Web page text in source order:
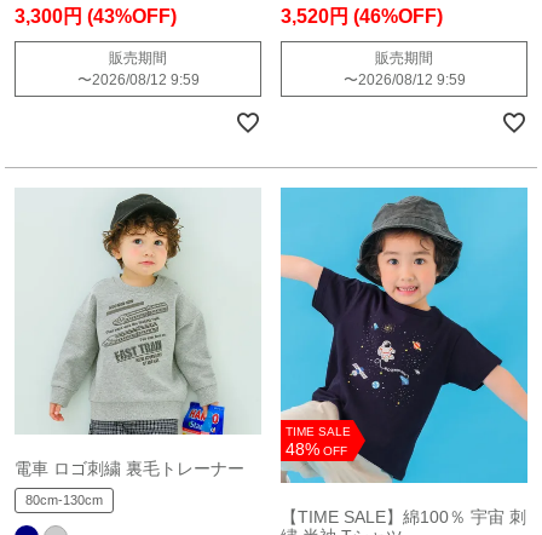
3,300円 (43%OFF)
販売期間
〜2026/08/12 9:59
3,520円 (46%OFF)
販売期間
〜2026/08/12 9:59
電車 ロゴ刺繍 裏毛トレーナー
80cm-130cm
TIME SALE
48% OFF
【TIME SALE】綿100％ 宇宙 刺